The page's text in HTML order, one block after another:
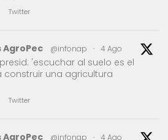
Twitter
AgroPec @infonap · 4 Ago
'escuchar al suelo es el
construir una agricultura
Twitter
AgroPec @infonap · 4 Ago